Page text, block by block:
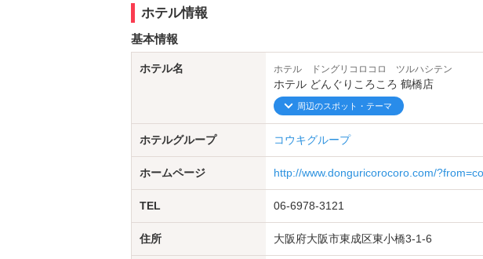
ホテル情報
基本情報
ホテル名 ホテル ドングリコロコロ ツルハシテン
ホテル どんぐりころころ 鶴橋店
周辺のスポット・テーマ
ホテルグループ コウキグループ
ホームページ http://www.donguricorocoro.com/
TEL 06-6978-3121
住所 大阪府大阪市東成区東小橋3-1-6